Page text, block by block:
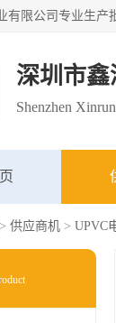
深圳市鑫
Shenzhen
> 供应商机 > UPVC